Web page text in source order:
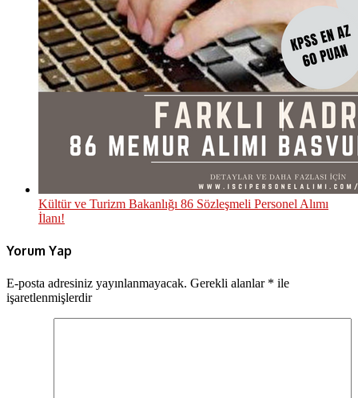
Kültür ve Turizm Bakanlığı 86 Sözleşmeli Personel Alımı
İlanı!
Yorum Yap
E-posta adresiniz yayınlanmayacak. Gerekli alanlar * ile
işaretlenmişlerdir